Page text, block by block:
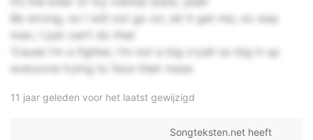
Be strong, no I will not go on, let it get me, no way
man, I just can’t do that
’Cause I’m a fighter, I’m not a big cryah so big it up
everyone trying to face their mess
11 jaar geleden voor het laatst gewijzigd
Songteksten.net heeft